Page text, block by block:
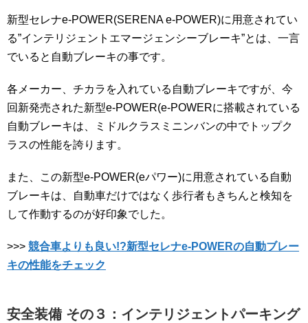
新型セレナe-POWER(SERENA e-POWER)に用意されてい
る”インテリジェントエマージェンシーブレーキ”とは、一言
でいると自動ブレーキの事です。
各メーカー、チカラを入れている自動ブレーキですが、今
回新発売された新型e-POWER(e-POWERに搭載されている
自動ブレーキは、ミドルクラスミニンバンの中でトップク
ラスの性能を誇ります。
また、この新型e-POWER(eパワー)に用意されている自動
ブレーキは、自動車だけではなく歩行者もきちんと検知を
して作動するのが好印象でした。
>>> 競合車よりも良い!?新型セレナe-POWERの自動ブレー
キの性能をチェック
安全装備 その３：インテリジェントパーキング